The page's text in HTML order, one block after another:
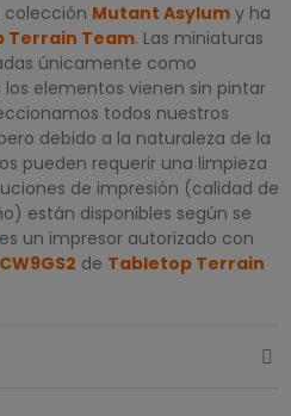
colección Mutant Asylum y ha
Terrain Team. Las miniaturas
únicamente como
elementos vienen sin pintar
todos nuestros
debido a la naturaleza de la
pueden requerir una limpieza
de impresión (calidad de
están disponibles según se
es un impresor autorizado con
CW9GS2 de Tabletop Terrain